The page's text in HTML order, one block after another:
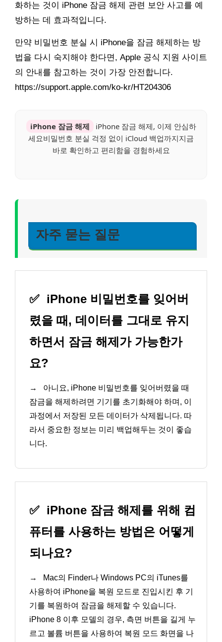
화하는 것이 iPhone 잠금 해제 관련 보안 사고를 예
방하는 데 효과적입니다.
만약 비밀번호 분실 시 iPhone을 잠금 해제하는 방
법을 다시 숙지해야 한다면, Apple 공식 지원 사이트
의 안내를 참고하는 것이 가장 안전합니다.
https://support.apple.com/ko-kr/HT204306
iPhone 잠금 해제
iPhone 잠금 해제, 이제 안심하
세요비밀번호 분실 걱정 없이 iCloud 백업까지지금
바로 확인하고 편리함을 경험하세요
자주 묻는 질문
✅ iPhone 비밀번호를 잊어버
렸을 때, 데이터를 그대로 유지
하면서 잠금 해제가 가능한가
요?
→
아니요, iPhone 비밀번호를 잊어버렸을 때
잠금을 해제하려면 기기를 초기화해야 하며, 이
과정에서 저장된 모든 데이터가 삭제됩니다. 따
라서 중요한 정보는 미리 백업해두는 것이 좋습
니다.
✅ iPhone 잠금 해제를 위해 컴
퓨터를 사용하는 방법은 어떻게
되나요?
→
Mac의 Finder나 Windows PC의 iTunes를
사용하여 iPhone을 복원 모드로 진입시킨 후 기
기를 복원하여 잠금을 해제할 수 있습니다.
iPhone 8 이후 모델의 경우, 측면 버튼을 길게 누
르고 볼륨 버튼을 사용하여 복원 모드 화면을 나